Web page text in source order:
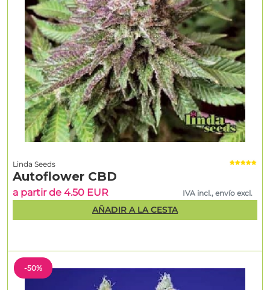
-50%
Linda Seeds
Autoflower CBD
a partir de 4.50 EUR IVA incl., envío excl.
AÑADIR A LA CESTA